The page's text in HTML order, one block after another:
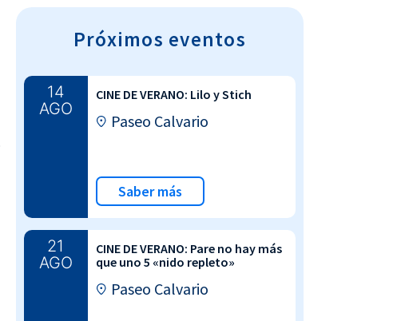
Próximos eventos
14
AGO
CINE DE VERANO: Lilo y Stich
Paseo Calvario
Saber más
21
AGO
CINE DE VERANO: Pare no hay más
que uno 5 «nido repleto»
Paseo Calvario